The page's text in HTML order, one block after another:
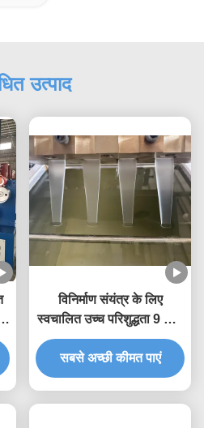
उत्पाद
विनिर्माण संयंत्र के लिए
स्वचालित उच्च परिशुद्धता 9 मिमी
पीपी स्ट्रैपिंग उत्पादन लाइन पीपी
स्ट्रैपिंग मशीन
सबसे अच्छी कीमत पाएं